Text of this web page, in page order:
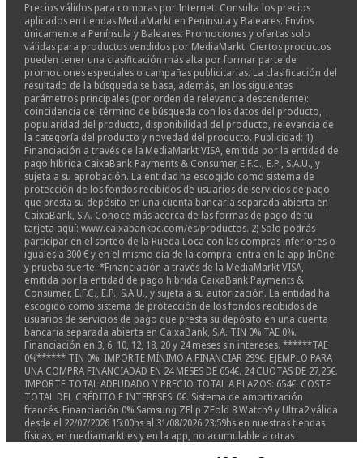
Precios válidos para compras por Internet. Consulta los precios
aplicados en tiendas MediaMarkt en Península y Baleares. Envíos
únicamente a Península y Baleares. Promociones y ofertas solo
válidas para productos vendidos por MediaMarkt. Ciertos productos
pueden tener una clasificación más alta por formar parte de
promociones especiales o campañas publicitarias. La clasificación del
resultado de la búsqueda se basa, además, en los siguientes
parámetros principales (por orden de relevancia descendente):
coincidencia del término de búsqueda con los datos del producto,
popularidad del producto, disponibilidad del producto, relevancia de
la categoría del producto y novedad del producto. Publicidad: 1)
Financiación a través de la MediaMarkt VISA, emitida por la entidad de
pago híbrida CaixaBank Payments & Consumer, E.F.C., E.P., S.A.U., y
sujeta a su aprobación. La entidad ha escogido como sistema de
protección de los fondos recibidos de usuarios de servicios de pago
que presta su depósito en una cuenta bancaria separada abierta en
CaixaBank, S.A. Conoce más acerca de las formas de pago de tu
tarjeta aquí: www.caixabankpc.com/es/productos. 2) Solo podrás
participar en el sorteo de la Rueda Loca con las compras inferiores o
iguales a 300 € y en el mismo día de la compra; entra en la app InOne
y prueba suerte. *Financiación a través de la MediaMarkt VISA,
emitida por la entidad de pago híbrida CaixaBank Payments &
Consumer, E.F.C., E.P., S.A.U., y sujeta a su autorización. La entidad ha
escogido como sistema de protección de los fondos recibidos de
usuarios de servicios de pago que presta su depósito en una cuenta
bancaria separada abierta en CaixaBank, S.A. TIN 0% TAE 0%.
Financiación en 3, 6, 10, 12, 18, 20 y 24 meses sin intereses. ******TAE
0%****** TIN 0%. IMPORTE MÍNIMO A FINANCIAR 299€. EJEMPLO PARA
UNA COMPRA FINANCIADAD EN 24 MESES DE 654€. 24 CUOTAS DE 27,25€.
IMPORTE TOTAL ADEUDADO Y PRECIO TOTAL A PLAZOS: 654€. COSTE
TOTAL DEL CRÉDITO E INTERESES: 0€. Sistema de amortización
francés. Financiación 0% Samsung ZFlip ZFold 8 Watch9 y Ultra2 válida
desde el 22/07/2026 15:00hs al 31/08/2026 23:59hs en nuestras tiendas
físicas, en mediamarkt.es y en la app, no acumulable a otras